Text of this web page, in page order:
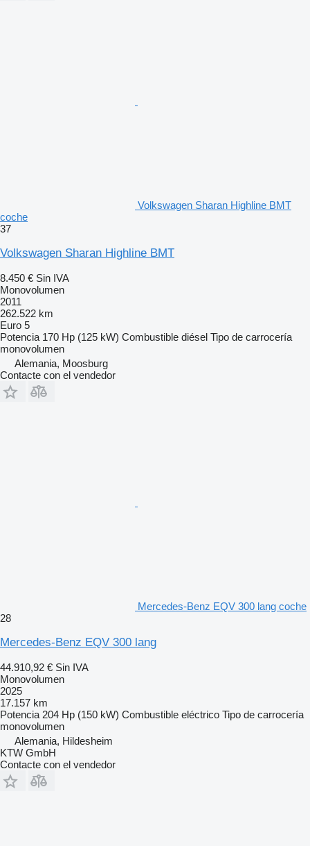
Volkswagen Sharan Highline BMT
coche
37
Volkswagen Sharan Highline BMT
8.450 € Sin IVA
Monovolumen
2011
262.522 km
Euro 5
Potencia 170 Hp (125 kW) Combustible diésel Tipo de carrocería
monovolumen
Alemania, Moosburg
Contacte con el vendedor
Mercedes-Benz EQV 300 lang coche
28
Mercedes-Benz EQV 300 lang
44.910,92 € Sin IVA
Monovolumen
2025
17.157 km
Potencia 204 Hp (150 kW) Combustible eléctrico Tipo de carrocería
monovolumen
Alemania, Hildesheim
KTW GmbH
Contacte con el vendedor